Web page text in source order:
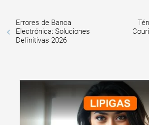
Errores de Banca
Electrónica: Soluciones
Definitivas 2026